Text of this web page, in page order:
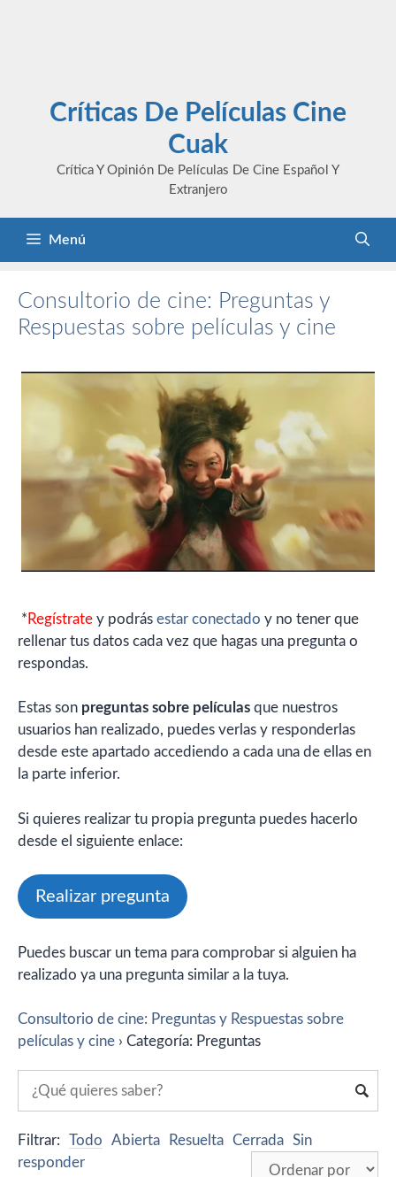
Críticas De Películas Cine
Cuak
Crítica Y Opinión De Películas De Cine Español Y
Extranjero
Menú
Consultorio de cine: Preguntas y
Respuestas sobre películas y cine
* Regístrate y podrás estar conectado y no tener que
rellenar tus datos cada vez que hagas una pregunta o
respondas.
Estas son preguntas sobre películas que nuestros
usuarios han realizado, puedes verlas y responderlas
desde este apartado accediendo a cada una de ellas en
la parte inferior.
Si quieres realizar tu propia pregunta puedes hacerlo
desde el siguiente enlace:
Realizar pregunta
Puedes buscar un tema para comprobar si alguien ha
realizado ya una pregunta similar a la tuya.
Consultorio de cine: Preguntas y Respuestas sobre
películas y cine › Categoría: Preguntas
Filtrar: Todo Abierta Resuelta Cerrada Sin
responder